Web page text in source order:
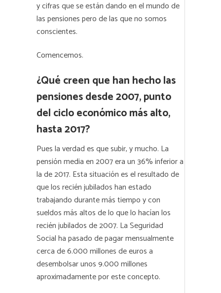
y cifras que se están dando en el mundo de
las pensiones pero de las que no somos
conscientes.
Comencemos.
¿Qué creen que han hecho las
pensiones desde 2007, punto
del ciclo económico más alto,
hasta 2017?
Pues la verdad es que subir, y mucho. La
pensión media en 2007 era un 36% inferior a
la de 2017. Esta situación es el resultado de
que los recién jubilados han estado
trabajando durante más tiempo y con
sueldos más altos de lo que lo hacían los
recién jubilados de 2007. La Seguridad
Social ha pasado de pagar mensualmente
cerca de 6.000 millones de euros a
desembolsar unos 9.000 millones
aproximadamente por este concepto.